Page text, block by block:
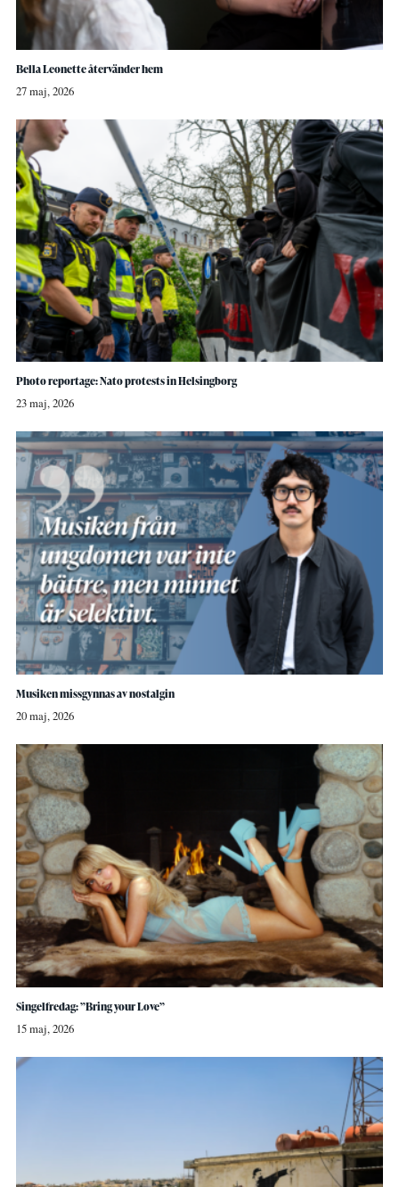
Bella Leonette återvänder hem
27 maj, 2026
Photo reportage: Nato protests in Helsingborg
23 maj, 2026
Musiken missgynnas av nostalgin
20 maj, 2026
Singelfredag: ”Bring your Love”
15 maj, 2026